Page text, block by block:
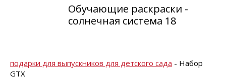
Обучающие раскраски -
солнечная система 18
подарки для выпускников для детского сада - Набор
GTX